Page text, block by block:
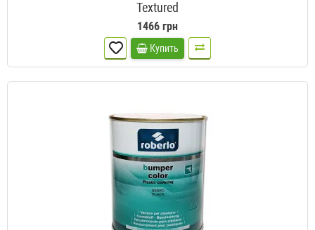
Textured
1466 грн
Купить